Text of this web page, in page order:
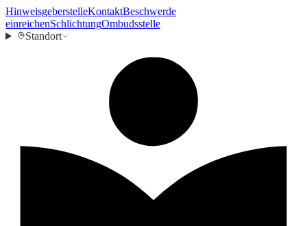
HinweisgeberstelleKontaktBeschwerde
einreichenSchlichtungOmbudsstelle
Standort